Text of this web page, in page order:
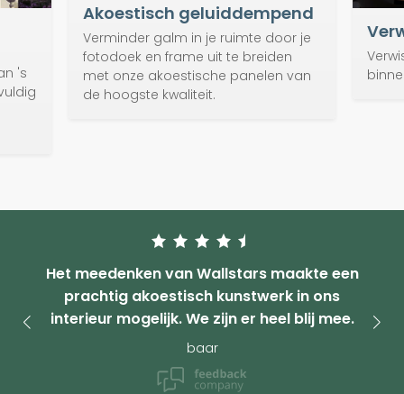
's
Akoestisch geluiddempend
Verminder galm in je ruimte door je
fotodoek en frame uit te breiden
met onze akoestische panelen van
de hoogste kwaliteit.
Het meedenken van Wallstars maakte een
prachtig akoestisch kunstwerk in ons
interieur mogelijk. We zijn er heel blij mee.
baar